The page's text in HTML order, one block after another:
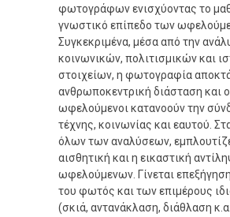
φωτογράφων ενισχύοντας το
γνωστικό επίπεδο των
Συγκεκριμένα, μέσα από την
κοινωνικών, πολιτισμικών και
στοιχείων, η φωτογραφία
ανθρωποκεντρική διάσταση και
ωφελούμενοι κατανοούν την
τέχνης, κοινωνίας και εαυτού.
όλων των αναλύσεων,
αισθητική και η εικαστική
ωφελούμενων. Γίνεται
του φωτός και των επιμέρους
(σκιά, αντανάκλαση, διάθλαση